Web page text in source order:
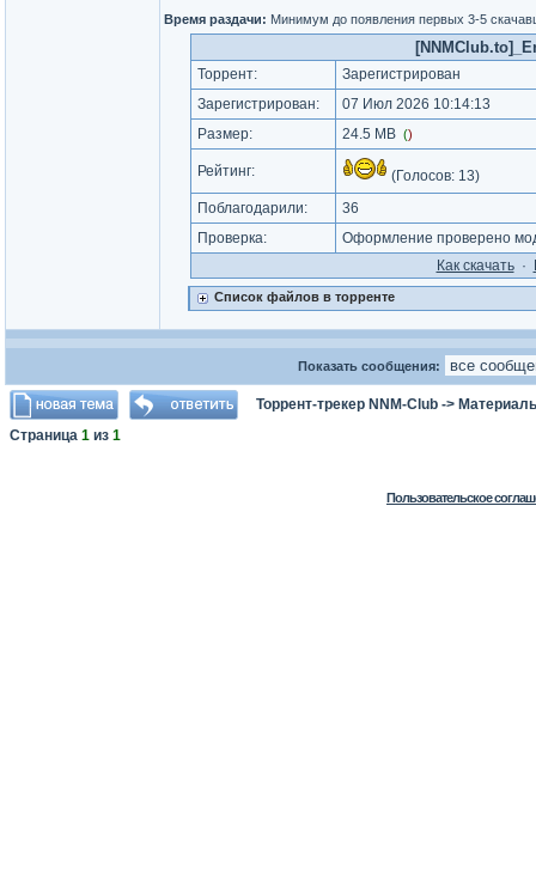
Время раздачи: Минимум до появления первых 3-5
Торрент:
Зарегистрирован
Зарегистрирован:
07 Июл 2026 10:14:13
Размер:
24.5 MB ()
Рейтинг: (Голосов: 13)
Поблагодарили:
36
Проверка:
Оформление проверено
Как cкачать·
Список файлов в торренте
Показать сообщения:
Торрент-трекер NNM-Club ->
Страница 1 из 1
Пользовательское